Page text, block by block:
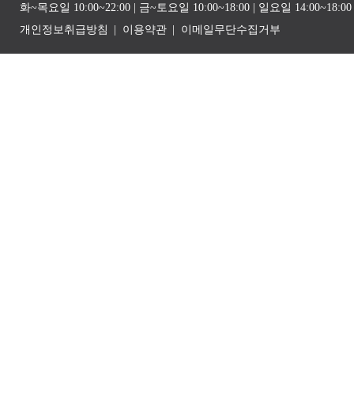
화~목요일 10:00~22:00 | 금~토요일 10:00~18:00 | 일요일
개인정보취급방침
이용약관 이메일무단수집거부